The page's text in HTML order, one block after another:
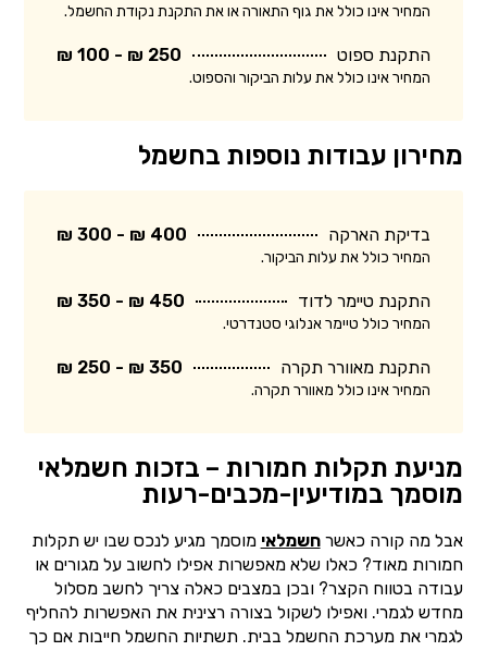
המחיר אינו כולל את גוף התאורה או את התקנת נקודת החשמל.
התקנת ספוט 250 ₪ - 100 ₪
המחיר אינו כולל את עלות הביקור והספוט.
מחירון עבודות נוספות בחשמל
בדיקת הארקה 400 ₪ - 300 ₪
המחיר כולל את עלות הביקור.
התקנת טיימר לדוד 450 ₪ - 350 ₪
המחיר כולל טיימר אנלוגי סטנדרטי.
התקנת מאוורר תקרה 350 ₪ - 250 ₪
המחיר אינו כולל מאוורר תקרה.
מניעת תקלות חמורות – בזכות חשמלאי
מוסמך במודיעין-מכבים-רעות
אבל מה קורה כאשרחשמלאי מוסמך מגיע לנכס שבו יש תקלות
חמורות מאוד? כאלו שלא מאפשרות אפילו לחשוב על מגורים או
עבודה בטווח הקצר? ובכן במצבים כאלה צריך לחשב מסלול
מחדש לגמרי. ואפילו לשקול בצורה רצינית את האפשרות להחליף
לגמרי את מערכת החשמל בבית. תשתיות החשמל חייבות אם כך